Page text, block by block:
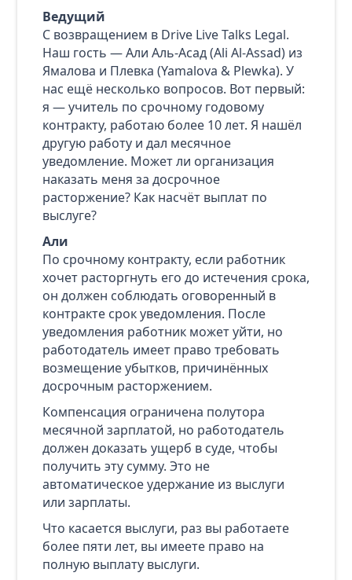
Ведущий
С возвращением в Drive Live Talks Legal.
Наш гость — Али Аль-Асад (Ali Al-Assad) из
Ямалова и Плевка (Yamalova & Plewka). У
нас ещё несколько вопросов. Вот первый:
я — учитель по срочному годовому
контракту, работаю более 10 лет. Я нашёл
другую работу и дал месячное
уведомление. Может ли организация
наказать меня за досрочное
расторжение? Как насчёт выплат по
выслуге?
Али
По срочному контракту, если работник
хочет расторгнуть его до истечения срока,
он должен соблюдать оговоренный в
контракте срок уведомления. После
уведомления работник может уйти, но
работодатель имеет право требовать
возмещение убытков, причинённых
досрочным расторжением.
Компенсация ограничена полутора
месячной зарплатой, но работодатель
должен доказать ущерб в суде, чтобы
получить эту сумму. Это не
автоматическое удержание из выслуги
или зарплаты.
Что касается выслуги, раз вы работаете
более пяти лет, вы имеете право на
полную выплату выслуги.